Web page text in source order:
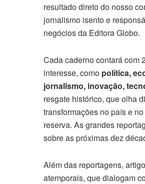
resultado direto do nosso
jornalismo isento e
negócios da Editora Globo.
Cada caderno contará com
interesse, como política,
jornalismo, inovação,
resgate histórico, que olha
transformações no país e
reserva. As grandes
sobre as próximas dez
Além das reportagens,
atemporais, que dialogam